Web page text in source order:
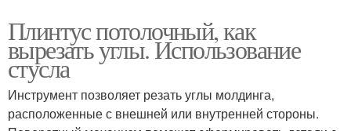
Плинтус потолочный, как
вырезать углы. Использование
стусла
Инструмент позволяет резать углы молдинга,
расположенные с внешней или внутренней стороны.